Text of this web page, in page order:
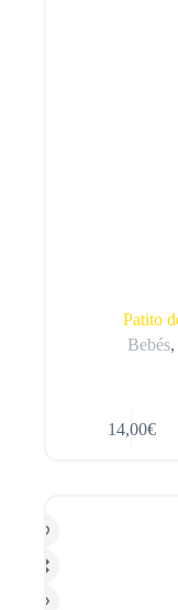
Patito
Bebés,
14,00€